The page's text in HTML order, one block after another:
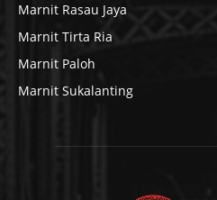
Marnit Rasau Jaya
Marnit Tirta Ria
Marnit Paloh
Marnit Sukalanting